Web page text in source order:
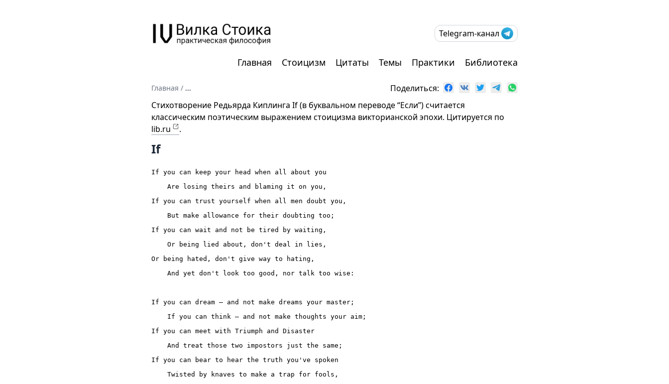
Telegram-канал
Главная Стоицизм Цитаты Темы Практики Библиотека
Главная / ...
Поделиться:
Стихотворение Редьярда Киплинга If (в буквальном переводе “Если”) считается
классическим поэтическим выражением стоицизма викторианской эпохи. Цитируется по
lib.ru
.
If
If you can keep your head when all about you
    Are losing theirs and blaming it on you,
If you can trust yourself when all men doubt you,
    But make allowance for their doubting too;
If you can wait and not be tired by waiting,
    Or being lied about, don't deal in lies,
Or being hated, don't give way to hating,
    And yet don't look too good, nor talk too wise:
If you can dream — and not make dreams your master;
    If you can think — and not make thoughts your aim;
If you can meet with Triumph and Disaster
    And treat those two impostors just the same;
If you can bear to hear the truth you've spoken
    Twisted by knaves to make a trap for fools,